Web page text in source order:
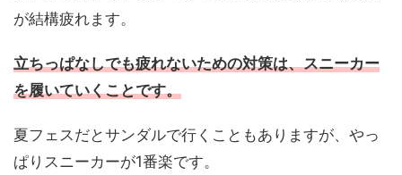
が結構疲れます。
立ちっぱなしでも疲れないための対策は、スニーカー
を履いていくことです。
夏フェスだとサンダルで行くこともありますが、やっ
ぱりスニーカーが1番楽です。